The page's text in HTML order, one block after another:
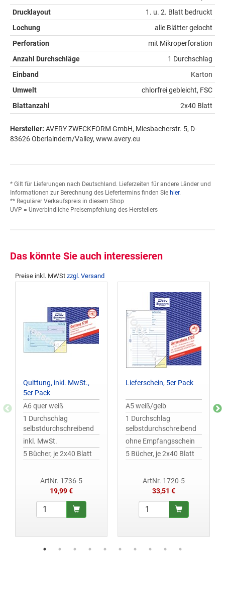
Drucklayout
1. u. 2. Blatt bedruckt
Lochung
alle Blätter gelocht
Perforation
mit Mikroperforation
Anzahl Durchschläge
1 Durchschlag
Einband
Karton
Umwelt
chlorfrei gebleicht, FSC
Blattanzahl
2x40 Blatt
Hersteller: AVERY ZWECKFORM GmbH, Miesbacherstr. 5, D-
83626 Oberlaindern/Valley, www.avery.eu
* Gilt für Lieferungen nach Deutschland. Lieferzeiten für andere Länder und
Informationen zur Berechnung des Liefertermins finden Sie hier.
** Regulärer Verkaufspreis in diesem Shop
UVP = Unverbindliche Preisempfehlung des Herstellers
Das könnte Sie auch interessieren
Preise inkl. MWSt zzgl. Versand
Quittung, inkl. MwSt.,
5er Pack
A6 quer weiß
1 Durchschlag
selbstdurchschreibend
inkl. MwSt.
5 Bücher, je 2x40 Blatt
ArtNr. 1736-5
19,99 €
Lieferschein, 5er Pack
A5 weiß/gelb
1 Durchschlag
selbstdurchschreibend
ohne Empfangsschein
5 Bücher, je 2x40 Blatt
ArtNr. 1720-5
33,51 €